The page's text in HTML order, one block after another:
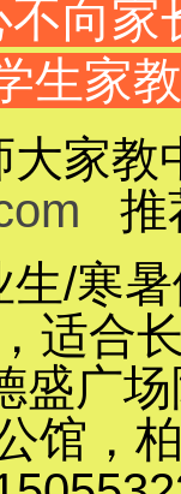
向
生家
大家教
推
生/寒
适合
盛广
馆，